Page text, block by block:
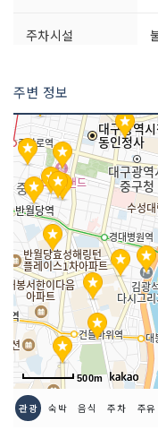
주차시설
주변 정보
500m
관광 숙박 음식 주차 주유